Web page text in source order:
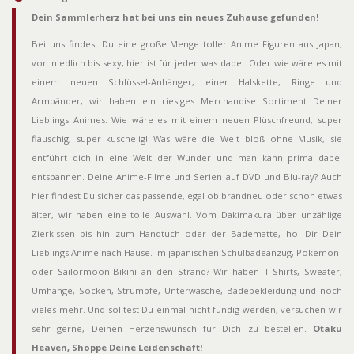
Dein Sammlerherz hat bei uns ein neues Zuhause gefunden!
Bei uns findest Du eine große Menge toller Anime Figuren aus Japan,
von niedlich bis sexy, hier ist für jeden was dabei. Oder wie wäre es mit
einem neuen Schlüssel-Anhänger, einer Halskette, Ringe und
Armbänder, wir haben ein riesiges Merchandise Sortiment Deiner
Lieblings Animes. Wie wäre es mit einem neuen Plüschfreund, super
flauschig, super kuschelig! Was wäre die Welt bloß ohne Musik, sie
entführt dich in eine Welt der Wunder und man kann prima dabei
entspannen. Deine Anime-Filme und Serien auf DVD und Blu-ray? Auch
hier findest Du sicher das passende, egal ob brandneu oder schon etwas
älter, wir haben eine tolle Auswahl. Vom Dakimakura über unzählige
Zierkissen bis hin zum Handtuch oder der Badematte, hol Dir Dein
Lieblings Anime nach Hause. Im japanischen Schulbadeanzug, Pokemon-
oder Sailormoon-Bikini an den Strand? Wir haben T-Shirts, Sweater,
Umhänge, Socken, Strümpfe, Unterwäsche, Badebekleidung und noch
vieles mehr. Und solltest Du einmal nicht fündig werden, versuchen wir
sehr gerne, Deinen Herzenswunsch für Dich zu bestellen. Otaku
Heaven, Shoppe Deine Leidenschaft!